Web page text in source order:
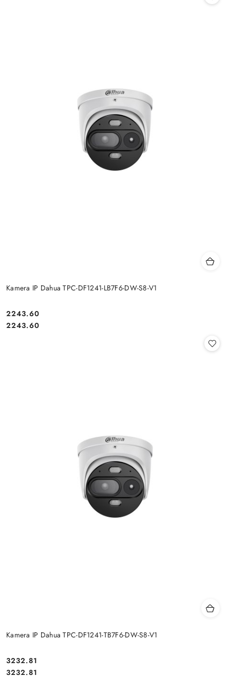
Kamera IP Dahua TPC-DF1241-LB7F6-DW-S8-V1
Cena:
2243.60
Cena:
2243.60
Kamera IP Dahua TPC-DF1241-TB7F6-DW-S8-V1
Cena:
3232.81
Cena:
3232.81